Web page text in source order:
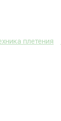
плетения